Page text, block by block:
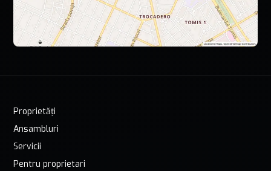
Proprietăți
Ansambluri
Servicii
Pentru proprietari